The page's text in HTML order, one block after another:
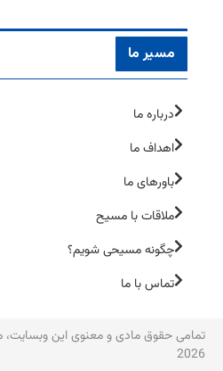
مسیر ما
درباره ما
اهداف ما
باورهای ما
ملاقات با مسیح
چگونه مسیحی شویم؟
تماس با ما
تمامی حقوق مادی و معنوی این
2026